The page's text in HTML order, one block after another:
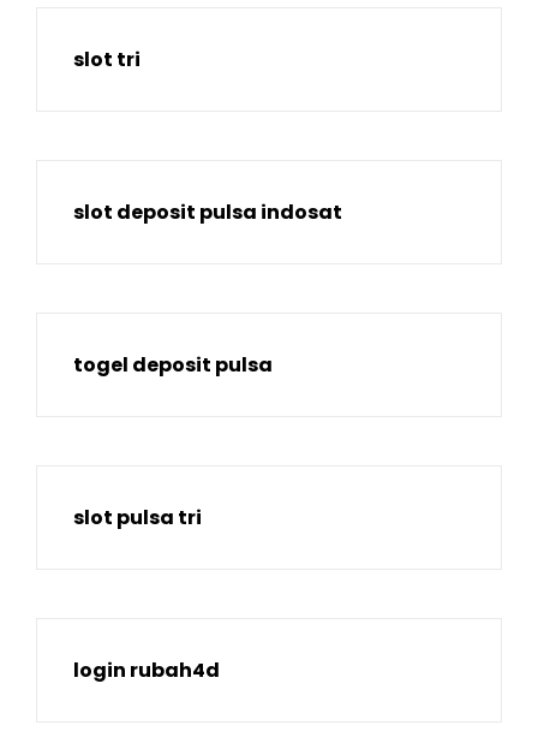
slot tri
slot deposit pulsa indosat
togel deposit pulsa
slot pulsa tri
login rubah4d